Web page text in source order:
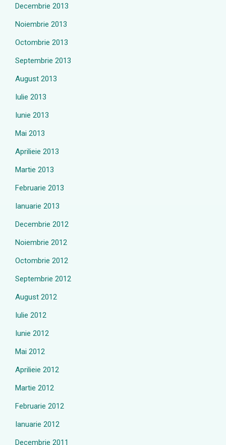
Decembrie 2013
Noiembrie 2013
Octombrie 2013
Septembrie 2013
August 2013
Iulie 2013
Iunie 2013
Mai 2013
Aprilieie 2013
Martie 2013
Februarie 2013
Ianuarie 2013
Decembrie 2012
Noiembrie 2012
Octombrie 2012
Septembrie 2012
August 2012
Iulie 2012
Iunie 2012
Mai 2012
Aprilieie 2012
Martie 2012
Februarie 2012
Ianuarie 2012
Decembrie 2011